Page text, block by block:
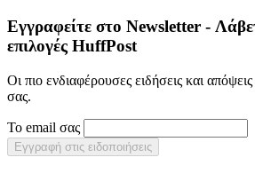
Εγγραφείτε στο Newsletter -
επιλογές HuffPost
Οι πιο ενδιαφέρουσες ειδήσεις και
σας.
Το email σας
Εγγραφή στις ειδοποιήσεις